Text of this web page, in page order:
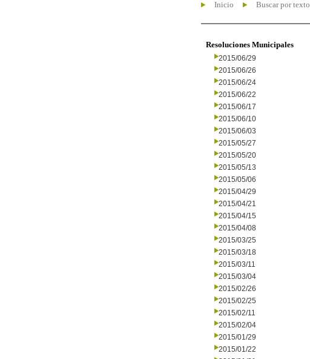
Inicio Buscar por texto
Resoluciones Municipales
2015/06/29
2015/06/26
2015/06/24
2015/06/22
2015/06/17
2015/06/10
2015/06/03
2015/05/27
2015/05/20
2015/05/13
2015/05/06
2015/04/29
2015/04/21
2015/04/15
2015/04/08
2015/03/25
2015/03/18
2015/03/11
2015/03/04
2015/02/26
2015/02/25
2015/02/11
2015/02/04
2015/01/29
2015/01/22